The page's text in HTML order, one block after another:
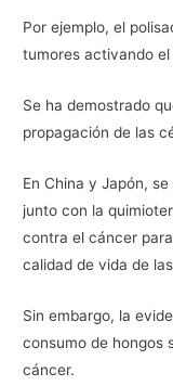
Por ejemplo, el
tumores activando
Se ha demostrado
propagación de las
En China y Japón,
junto con la
contra el cáncer
calidad de vida de
Sin embargo, la
consumo de hongos
cáncer.